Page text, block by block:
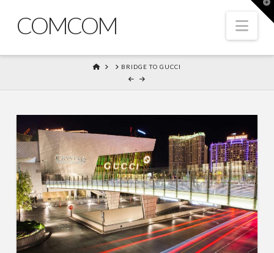
COMCOM
HOME BRIDGE TO GUCCI